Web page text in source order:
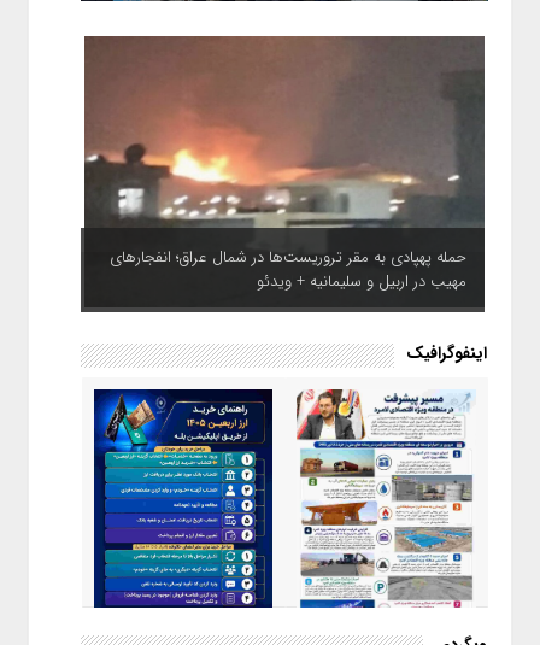
حمله پهپادی به مقر تروریست‌ها در شمال عراق؛ انفجارهای
مهیب در اربیل و سلیمانیه + ویدئو
اینفوگرافیک
اینفوگرافیک / راهنمای خرید ارز